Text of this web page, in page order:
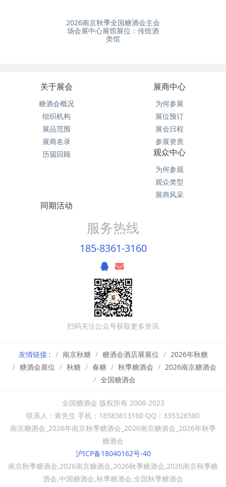
2026南京秋季全国糖酒会主会
场会展中心展馆展位：传统酒
类馆
关于展会
糖酒会概况
组织机构
展品范围
展商名录
历届回顾
展商中心
为何参展
展位预订
展会日程
参展资质
观众中心
为何参观
观众类型
展商风采
同期活动
服务热线
185-8361-3160
扫码关注公众号获取更多资讯
友情链接 : 南京秋糖 糖酒会酒店展展位
2026年秋糖
糖酒会展位
秋糖 春糖 秋季糖酒会
2026南京糖酒会
全国糖酒会
全国糖酒会 版权所有 2008-2023
联系人：蒋先生 手机：18583613160 QQ：335326580
南京糖酒会_2026年南京秋季糖酒会_2026南京糖酒会_2026年秋季
糖酒会
沪ICP备18040162号-40
南京秋季糖酒会,2026南京糖酒会,2026秋季糖酒会,2026南京秋季糖
酒会,中国糖酒会,秋季糖酒会,全国秋季糖酒会